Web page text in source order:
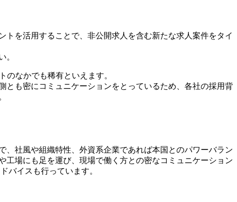
を活用することで、非公開求人を含む新たな求人案件をタイ
。
のなかでも稀有といえます。
も密にコミュニケーションをとっているため、各社の採用背
社風や組織特性、外資系企業であれば本国とのパワーバラン
場にも足を運び、現場で働く方との密なコミュニケーション
バイスも行っています。